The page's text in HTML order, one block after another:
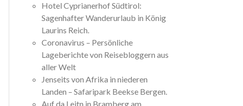
Hotel Cyprianerhof Südtirol:
Sagenhafter Wanderurlaub in König
Laurins Reich.
Coronavirus – Persönliche
Lageberichte von Reisebloggern aus
aller Welt
Jenseits von Afrika in niederen
Landen – Safaripark Beekse Bergen.
Auf da Leitn in Bramberg am